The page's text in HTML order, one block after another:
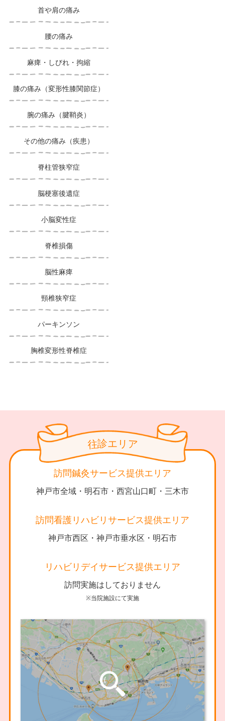
首や肩の痛み
腰の痛み
麻痺・しびれ・拘縮
膝の痛み（変形性膝関節症）
腕の痛み（腱鞘炎）
その他の痛み（疾患）
脊柱管狭窄症
脳梗塞後遺症
小脳変性症
脊椎損傷
脳性麻痺
頸椎狭窄症
パーキンソン
胸椎変形性脊椎症
往診エ リ ア
訪問鍼灸サービス提供エリア
神戸市全域・明石市・西宮山口町・三木市
訪問看護リハビリサービス提供エリア
神戸市西区・神戸市垂水区・明石市
リハビリデイサービス提供エリア
訪問実施はしておりません
※当院施設にて実施